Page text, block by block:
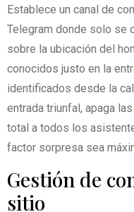
Establece un canal de
Telegram donde solo se
sobre la ubicación del
conocidos justo en la
identificados desde la
entrada triunfal, apaga
total a todos los
factor sorpresa sea
Gestión de
sitio